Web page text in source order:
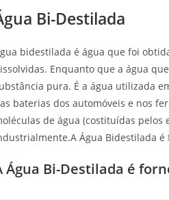
Bi-Destilada
bidestilada é água que foi
Enquanto que a água
pura. É a água utilizada
baterias dos automóveis e nos
de água (costituídas
Água Bidestilada é
Água Bi-Destilada é